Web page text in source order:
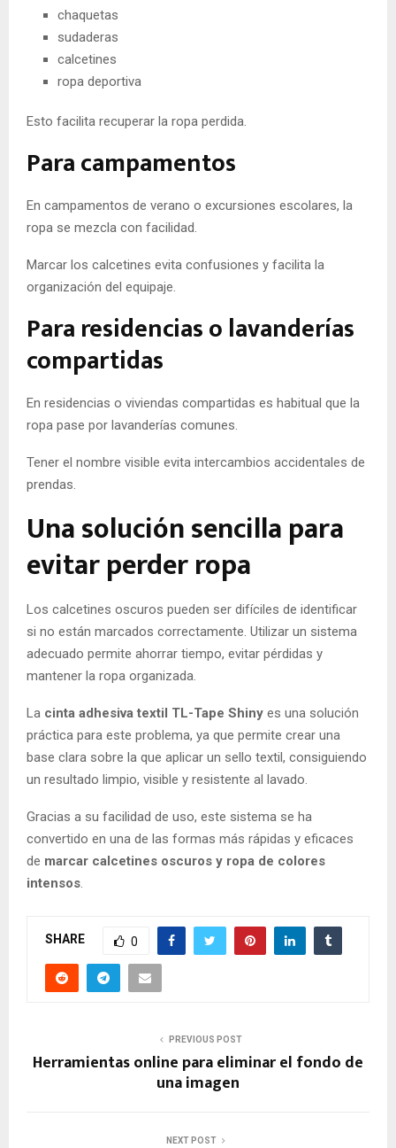
chaquetas
sudaderas
calcetines
ropa deportiva
Esto facilita recuperar la ropa perdida.
Para campamentos
En campamentos de verano o excursiones escolares, la
ropa se mezcla con facilidad.
Marcar los calcetines evita confusiones y facilita la
organización del equipaje.
Para residencias o lavanderías
compartidas
En residencias o viviendas compartidas es habitual que la
ropa pase por lavanderías comunes.
Tener el nombre visible evita intercambios accidentales de
prendas.
Una solución sencilla para
evitar perder ropa
Los calcetines oscuros pueden ser difíciles de identificar
si no están marcados correctamente. Utilizar un sistema
adecuado permite ahorrar tiempo, evitar pérdidas y
mantener la ropa organizada.
La cinta adhesiva textil TL-Tape Shiny es una solución
práctica para este problema, ya que permite crear una
base clara sobre la que aplicar un sello textil, consiguiendo
un resultado limpio, visible y resistente al lavado.
Gracias a su facilidad de uso, este sistema se ha
convertido en una de las formas más rápidas y eficaces
de marcar calcetines oscuros y ropa de colores
intensos
SHARE 0
PREVIOUS POST
Herramientas online para eliminar el fondo de
una imagen
NEXT POST